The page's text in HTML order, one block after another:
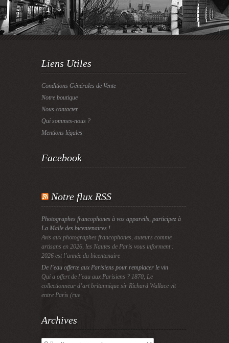
Liens Utiles
Conditions Générales de Vente
Notre boutique
Nous contacter
Qui sommes-nous ?
Mentions légales
Facebook
Notre flux RSS
Photographes francophones à vos appareils, participez à
La Malle des bicentenaires !
Avis aux photographes francophones, auteurs comme
artisans en 2026, les Nautes de Paris vous informent :
2026 est l’année du bicentenaire
De l’eau offerte aux Parisiens pour remplacer le vin
Qui a offert de l’eau aux Parisiens ? 1870, Le
collectionneur d’art britannique sir Richard Wallace vit
entre Paris (rue
Archives